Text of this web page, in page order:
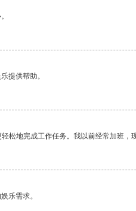
提供帮助。
松地完成工作任务。我以前经常加班，
乐需求。